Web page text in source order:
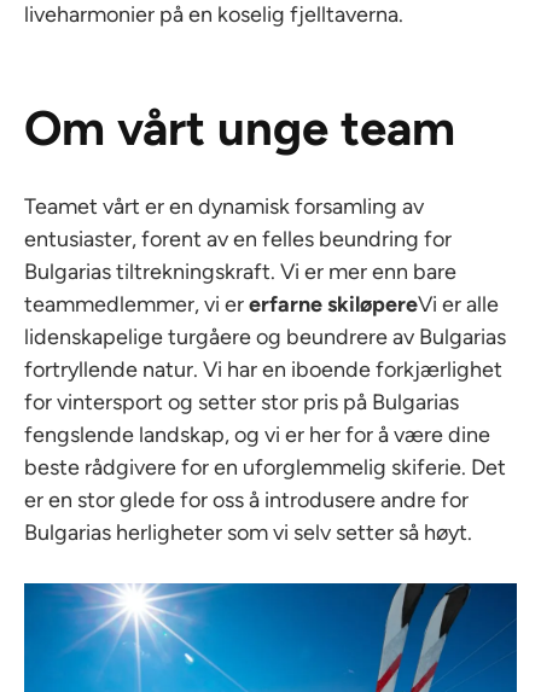
liveharmonier på en koselig fjelltaverna.
Om vårt unge team
Teamet vårt er en dynamisk forsamling av
entusiaster, forent av en felles beundring for
Bulgarias tiltrekningskraft. Vi er mer enn bare
teammedlemmer, vi ererfarne skiløpereVi er alle
lidenskapelige turgåere og beundrere av Bulgarias
fortryllende natur. Vi har en iboende forkjærlighet
for vintersport og setter stor pris på Bulgarias
fengslende landskap, og vi er her for å være dine
beste rådgivere for en uforglemmelig skiferie. Det
er en stor glede for oss å introdusere andre for
Bulgarias herligheter som vi selv setter så høyt.